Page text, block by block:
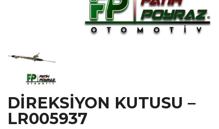
DİREKSİYON KUTUSU –
LR005937